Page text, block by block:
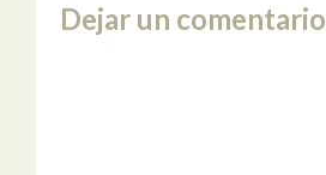
Dejar un comentario